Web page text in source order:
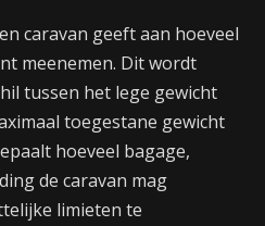
caravan geeft aan hoeveel
meenemen. Dit wordt
tussen het lege gewicht
toegestane gewicht
hoeveel bagage,
de caravan mag
limieten te